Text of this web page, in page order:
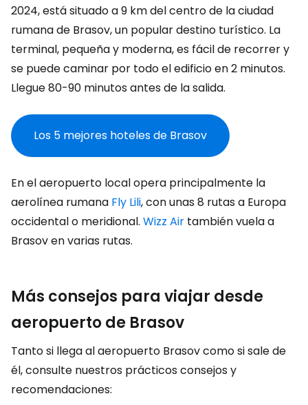
2024, está situado a 9 km del centro de la ciudad
rumana de Brasov, un popular destino turístico. La
terminal, pequeña y moderna, es fácil de recorrer y
se puede caminar por todo el edificio en 2 minutos.
Llegue 80-90 minutos antes de la salida.
Los 5 mejores hoteles de Brasov
En el aeropuerto local opera principalmente la
aerolínea rumana Fly Lili, con unas 8 rutas a Europa
occidental o meridional. Wizz Air también vuela a
Brasov en varias rutas.
Más consejos para viajar desde
aeropuerto de Brasov
Tanto si llega al aeropuerto Brasov como si sale de
él, consulte nuestros prácticos consejos y
recomendaciones: